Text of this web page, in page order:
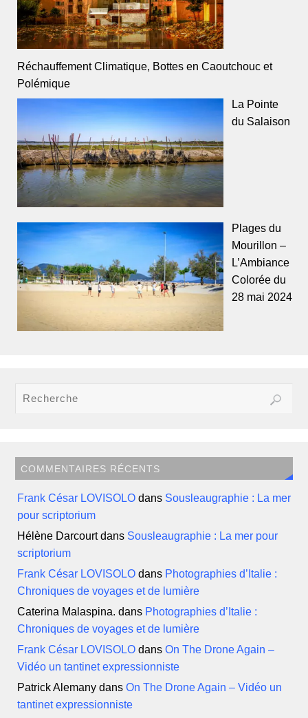
Réchauffement Climatique, Bottes en Caoutchouc et
Polémique
La Pointe
du Salaison
Plages du
Mourillon –
L’Ambiance
Colorée du
28 mai 2024
COMMENTAIRES RÉCENTS
Frank César LOVISOLO dans Sousleaugraphie : La mer
pour scriptorium
Hélène Darcourtdans Sousleaugraphie : La mer pour
scriptorium
Frank César LOVISOLO dans Photographies d’Italie :
Chroniques de voyages et de lumière
Caterina Malaspina. dans Photographies d’Italie :
Chroniques de voyages et de lumière
Frank César LOVISOLO dansOn The Drone Again –
Vidéo un tantinet expressionniste
Patrick Alemany dansOn The Drone Again – Vidéo un
tantinet expressionniste